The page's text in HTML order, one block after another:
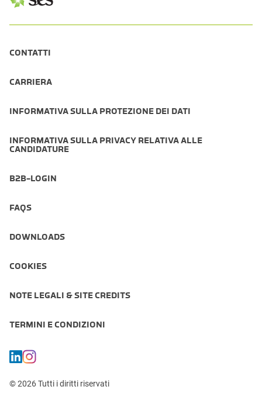
CONTATTI
CARRIERA
INFORMATIVA SULLA PROTEZIONE DEI DATI
INFORMATIVA SULLA PRIVACY RELATIVA ALLE
CANDIDATURE
B2B-LOGIN
FAQS
DOWNLOADS
COOKIES
NOTE LEGALI & SITE CREDITS
TERMINI E CONDIZIONI
© 2026 Tutti i diritti riservati